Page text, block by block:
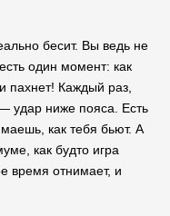
бесит. Вы ведь не
один момент: как
пахнет! Каждый раз,
удар ниже пояса. Есть
как тебя бьют. А
как будто игра
время отнимает, и